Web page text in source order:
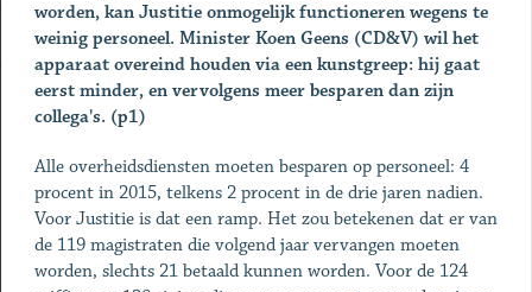
worden, kan Justitie onmogelijk functioneren wegens te
weinig personeel. Minister Koen Geens (CD&V) wil het
apparaat overeind houden via een kunstgreep: hij gaat
eerst minder, en vervolgens meer besparen dan zijn
collega's. (p1)
Alle overheidsdiensten moeten besparen op personeel: 4
procent in 2015, telkens 2 procent in de drie jaren nadien.
Voor Justitie is dat een ramp. Het zou betekenen dat er van
de 119 magistraten die volgend jaar vervangen moeten
worden, slechts 21 betaald kunnen worden. Voor de 124